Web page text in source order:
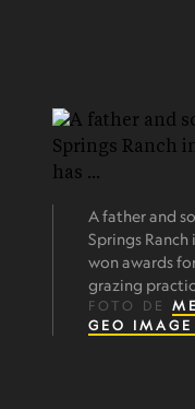
A father and
Springs
won awards
grazing
FOTO DE
GEO